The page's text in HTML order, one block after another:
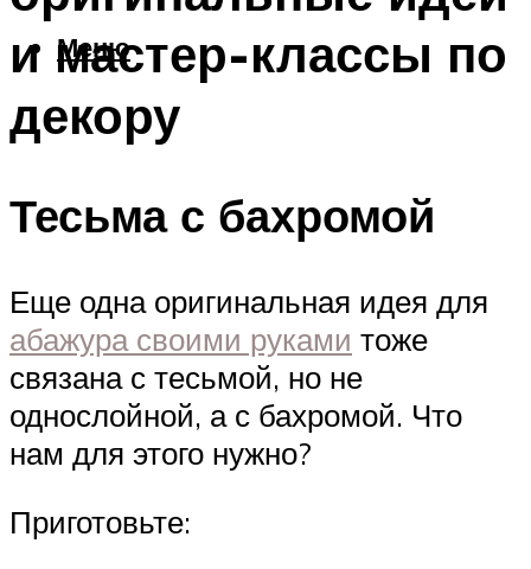
Меню
и мастер-классы по
декору
Тесьма с бахромой
Еще одна оригинальная идея для
абажура своими руками тоже
связана с тесьмой, но не
однослойной, а с бахромой. Что
нам для этого нужно?
Приготовьте: